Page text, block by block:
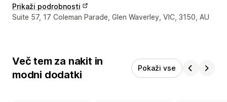
Prikaži podrobnosti
Podatki za stik z oblikovalcem
Suite 57, 17 Coleman Parade, Glen Waverley, VIC, 3150, AU
Več tem za nakit in
modni dodatki
Pokaži vse